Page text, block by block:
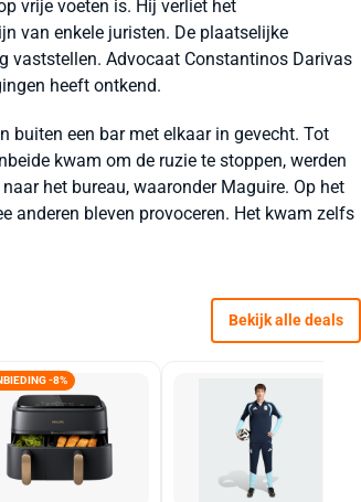
vrije voeten is. Hij verliet het
van enkele juristen. De plaatselijke
vaststellen. Advocaat Constantinos Darivas
heeft ontkend.
buiten een bar met elkaar in gevecht. Tot
kwam om de ruzie te stoppen, werden
het bureau, waaronder Maguire. Op het
anderen bleven provoceren. Het kwam zelfs
Bekijk alle deals
-8%